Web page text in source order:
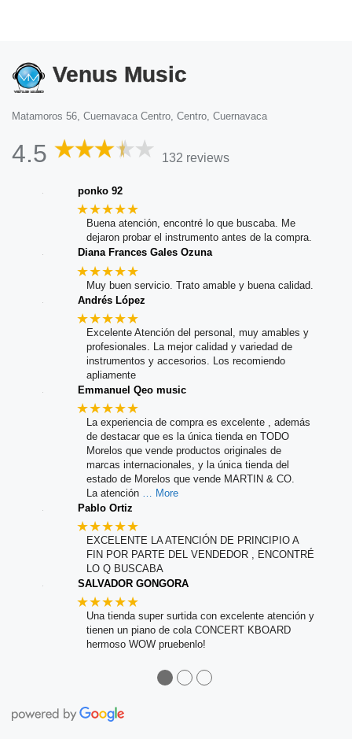
Venus Music
Matamoros 56, Cuernavaca Centro, Centro, Cuernavaca
4.5 132 reviews
ponko 92
★★★★★
Buena atención, encontré lo que buscaba. Me
dejaron probar el instrumento antes de la compra.
Diana Frances Gales Ozuna
★★★★★
Muy buen servicio. Trato amable y buena calidad.
Andrés López
★★★★★
Excelente Atención del personal, muy amables y
profesionales. La mejor calidad y variedad de
instrumentos y accesorios. Los recomiendo
apliamente
Emmanuel Qeo music
★★★★★
La experiencia de compra es excelente , además
de destacar que es la única tienda en TODO
Morelos que vende productos originales de
marcas internacionales, y la única tienda del
estado de Morelos que vende MARTIN & CO.
La atención
… More
Pablo Ortiz
★★★★★
EXCELENTE LA ATENCIÓN DE PRINCIPIO A
FIN POR PARTE DEL VENDEDOR , ENCONTRÉ
LO Q BUSCABA
SALVADOR GONGORA
★★★★★
Una tienda super surtida con excelente atención y
tienen un piano de cola CONCERT KBOARD
hermoso WOW pruebenlo!
●●●